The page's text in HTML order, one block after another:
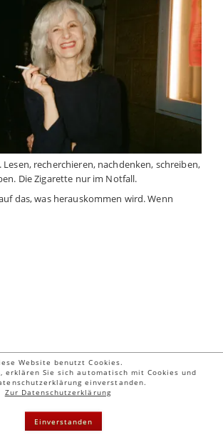
recherchieren, nachdenken, schreiben,
Die Zigarette nur im Notfall.
das, was herauskommen wird. Wenn
| Guschstr. 52 | CH - 8610 Uster | Tel. & Fax: 0041
fiorenza.com
|Sitemap| Stand: 11.06.2026
Website benutzt Cookies.
erklären Sie sich automatisch mit Cookies und
einverstanden.
Zur Datenschutzerklärung
Einverstanden